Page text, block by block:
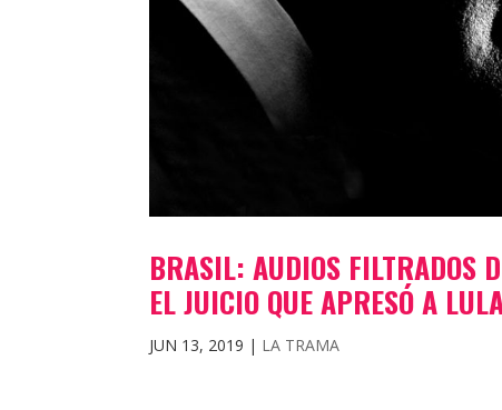
BRASIL: AUDIOS FILTRADOS
EL JUICIO QUE APRESÓ A
JUN 13, 2019 | LA TRAMA